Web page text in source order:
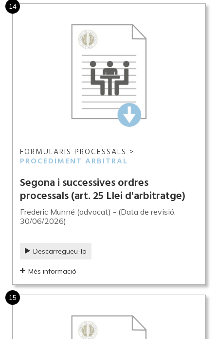
14
FORMULARIS PROCESSALS >
PROCEDIMENT ARBITRAL
Segona i successives ordres
processals (art. 25 Llei d'arbitratge)
Frederic Munné (advocat) - (Data de revisió:
30/06/2026)
Descarregueu-lo
Més informació
15